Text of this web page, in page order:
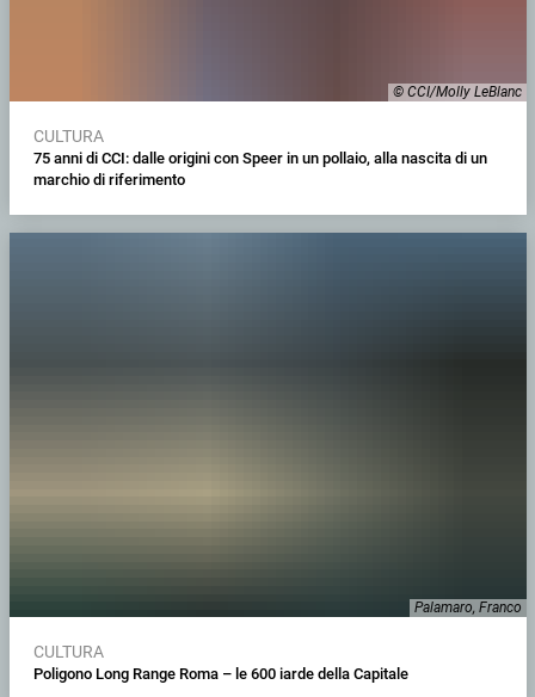
© CCI/Molly LeBlanc
CULTURA
75 anni di CCI: dalle origini con Speer in un pollaio, alla nascita di un
marchio di riferimento
Palamaro, Franco
CULTURA
Poligono Long Range Roma – le 600 iarde della Capitale